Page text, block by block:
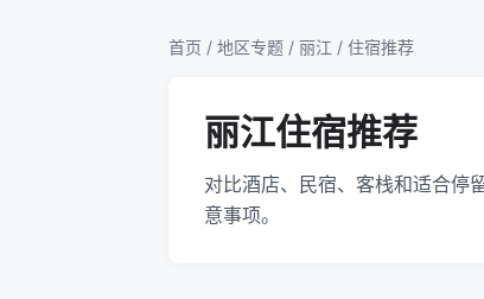
首页 / 地区专题 / 丽江 / 住宿推荐
丽江住宿推荐
对比酒店、民宿、客栈和适合停
意事项。